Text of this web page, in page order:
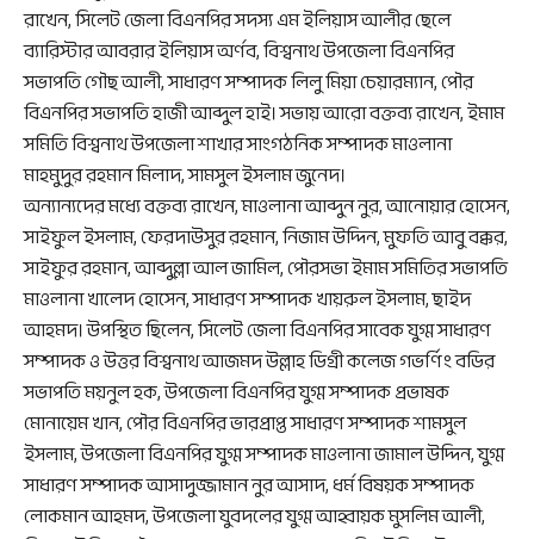
রাখেন, সিলেট জেলা বিএনপির সদস্য এম ইলিয়াস আলীর ছেলে
ব্যারিস্টার আবরার ইলিয়াস অর্ণব, বিশ্বনাথ উপজেলা বিএনপির
সভাপতি গৌছ আলী, সাধারণ সম্পাদক লিলু মিয়া চেয়ারম্যান, পৌর
বিএনপির সভাপতি হাজী আব্দুল হাই। সভায় আরো বক্তব্য রাখেন, ইমাম
সমিতি বিশ্বনাথ উপজেলা শাখার সাংগঠনিক সম্পাদক মাওলানা
মাহমুদুর রহমান মিলাদ, সামসুল ইসলাম জুনেদ।
অন্যান্যদের মধ্যে বক্তব্য রাখেন, মাওলানা আব্দুন নুর, আনোয়ার হোসেন,
সাইফুল ইসলাম, ফেরদাউসুর রহমান, নিজাম উদ্দিন, মুফতি আবু বক্কর,
সাইফুর রহমান, আব্দুল্লা আল জামিল, পৌরসভা ইমাম সমিতির সভাপতি
মাওলানা খালেদ হোসেন, সাধারণ সম্পাদক খায়রুল ইসলাম, ছাইদ
আহমদ। উপস্থিত ছিলেন, সিলেট জেলা বিএনপির সাবেক যুগ্ম সাধারণ
সম্পাদক ও উত্তর বিশ্বনাথ আজমদ উল্লাহ ডিগ্রী কলেজ গভর্ণিং বডির
সভাপতি ময়নুল হক, উপজেলা বিএনপির যুগ্ম সম্পাদক প্রভাষক
মোনায়েম খান, পৌর বিএনপির ভারপ্রাপ্ত সাধারণ সম্পাদক শামসুল
ইসলাম, উপজেলা বিএনপির যুগ্ম সম্পাদক মাওলানা জামাল উদ্দিন, যুগ্ম
সাধারণ সম্পাদক আসাদুজ্জামান নুর আসাদ, ধর্ম বিষয়ক সম্পাদক
লোকমান আহমদ, উপজেলা যুবদলের যুগ্ম আহ্বায়ক মুসলিম আলী,